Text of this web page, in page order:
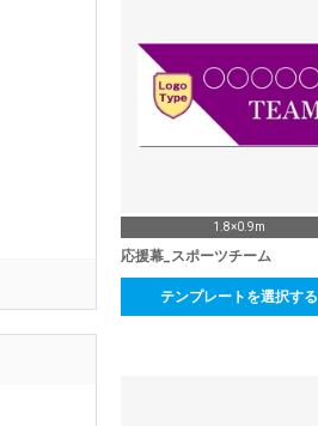
1.8×0.9m
応援幕_スポーツチーム
テンプレートを選択する